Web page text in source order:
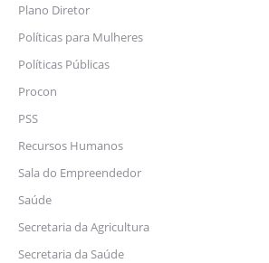
Plano Diretor
Políticas para Mulheres
Políticas Públicas
Procon
PSS
Recursos Humanos
Sala do Empreendedor
Saúde
Secretaria da Agricultura
Secretaria da Saúde